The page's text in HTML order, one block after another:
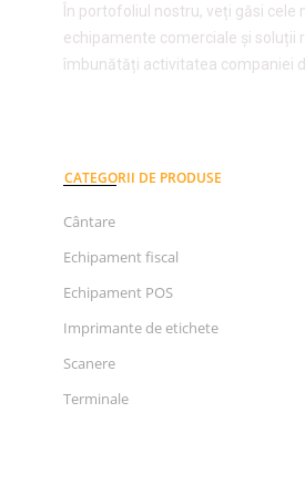
În portofoliul nostru, veți găsi cele
echipamente comerciale și soluții
îmbunătăți activitatea companiei
CATEGORII DE PRODUSE
Cântare
Echipament fiscal
Echipament POS
Imprimante de etichete
Scanere
Terminale